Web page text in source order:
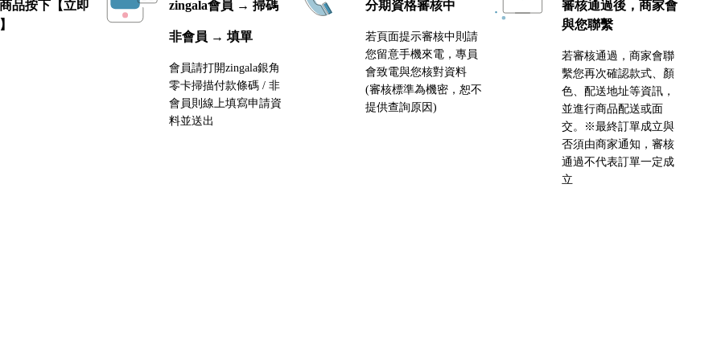
品按下【立即
zingala會員 → 掃碼
非會員 → 填單
會員請打開zingala銀角
零卡掃描付款條碼 / 非
會員則線上填寫申請資
料並送出
分期資格審核中
若頁面提示審核中則請
您留意手機來電，專員
會致電與您核對資料
(審核標準為機密，恕不
提供查詢原因)
審核通過後，商家會
與您聯繫
若審核通過，商家會聯
繫您再次確認款式、顏
色、配送地址等資訊，
並進行商品配送或面
交。※最終訂單成立與
否須由商家通知，審核
通過不代表訂單一定成
立